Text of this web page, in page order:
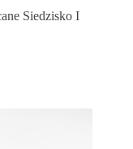
Siedzisko I